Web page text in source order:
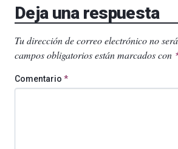
Deja una respuesta
Tu dirección de correo electrónico no
campos obligatorios están marcados con *
Comentario *